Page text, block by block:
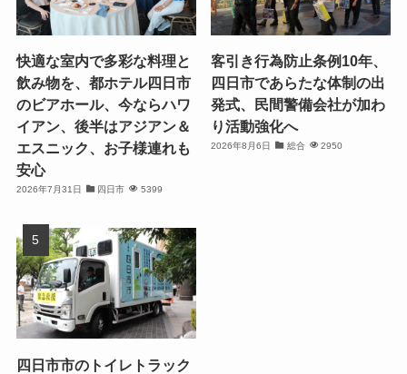
快適な室内で多彩な料理と
飲み物を、都ホテル四日市
のビアホール、今ならハワ
イアン、後半はアジアン＆
エスニック、お子様連れも
安心
2026年7月31日 四日市 5399
客引き行為防止条例10年、
四日市であらたな体制の出
発式、民間警備会社が加わ
り活動強化へ
2026年8月6日 総合 2950
四日市市のトイレトラック